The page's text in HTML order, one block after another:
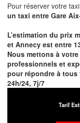
Pour réserver votre
un taxi entre Gare
L’estimation du prix
et Annecy est entre
Nous mettons à
professionnels et
pour répondre à
24h/24, 7j/7
Tarif